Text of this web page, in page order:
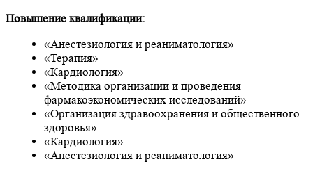
Повышение квалификации:
«Анестезиология и реаниматология»
«Терапия»
«Кардиология»
«Методика организации и проведения
фармакоэкономических исследований»
«Организация здравоохранения и общественного
здоровья»
«Кардиология»
«Анестезиология и реаниматология»